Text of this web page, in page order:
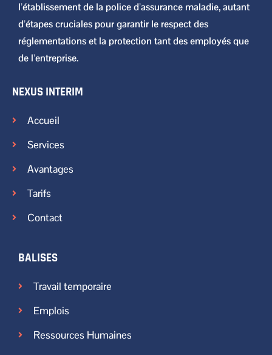
l’établissement de la police d’assurance maladie, autant
d’étapes cruciales pour garantir le respect des
réglementations et la protection tant des employés que
de l’entreprise.
NEXUS INTERIM
Accueil
Services
Avantages
Tarifs
Contact
BALISES
Travail temporaire
Emplois
Ressources Humaines